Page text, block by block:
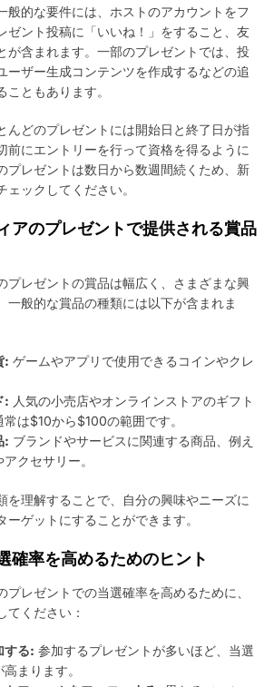
般的な要件には、ホストのアカウントをフ
ゼント投稿に「いいね！」をすること、友
が含まれます。一部のプレゼントでは、投
ーザー生成コンテンツを作成するなどの追
ともあります。
んどのプレゼントには開始日と終了日が指
前にエントリーを行って資格を得るように
プレゼントは数日から数週間続くため、新
ェックしてください。
アのプレゼントで提供される賞品
プレゼントの賞品は幅広く、さまざまな興
一般的な賞品の種類には以下が含まれま
: ゲームやアプリで使用できるコインやクレ
: 人気の小売店やオンラインストアのギフト
は$10から$100の範囲です。
: ブランドやサービスに関連する商品、例え
クセサリー。
を理解することで、自分の興味やニーズに
ゲットにすることができます。
確率を高めるためのヒント
プレゼントでの当選確率を高めるために、
てください：
する: 参加するプレゼントが多いほど、当選
まります。